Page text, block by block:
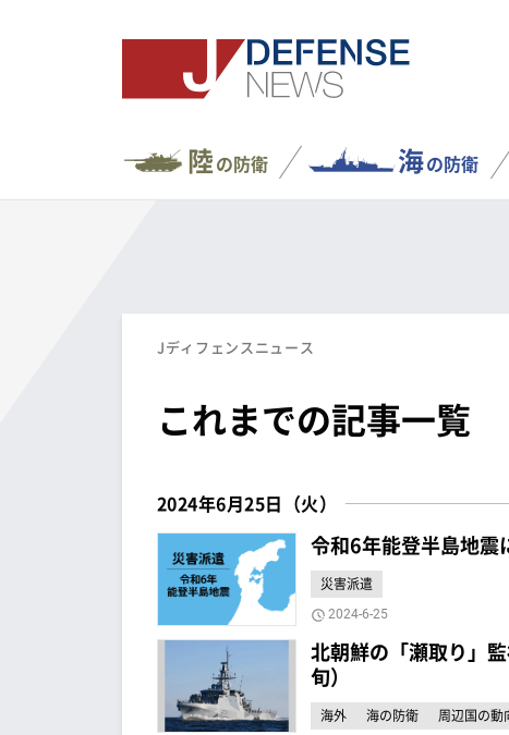
陸の防衛 海の防衛
Jディフェンスニュース
これまでの記事一覧
2024年6月25日（火）
令和6年能登半島地震
災害派遣
2024-6-25
北朝鮮の「瀬取り」
旬）
海外 海の防衛 周辺国の動